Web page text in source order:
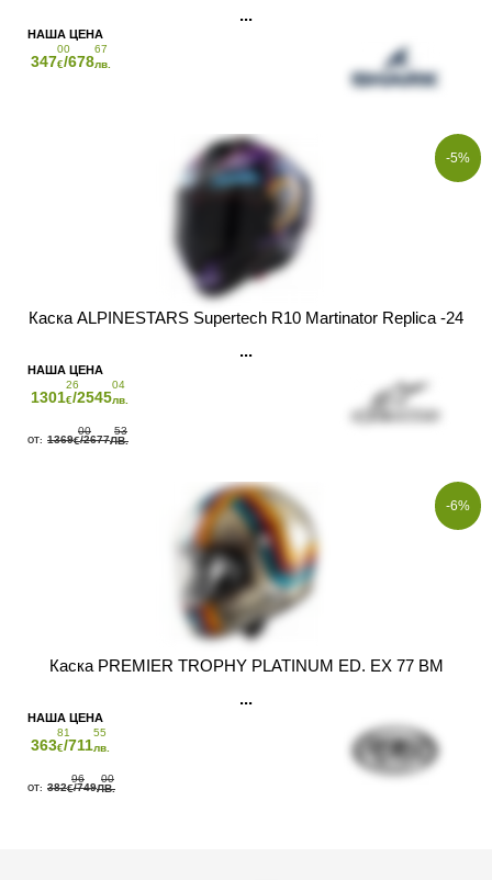
347
00
€/678
67
лв.
-5%
Каска ALPINESTARS Supertech R10 Martinator Replica -24
1301
26
€/2545
04
лв.
1369
00
€/2677
53
ЛВ.
-6%
Каска PREMIER TROPHY PLATINUM ED. EX 77 BM
363
81
€/711
55
лв.
382
96
€/749
00
ЛВ.